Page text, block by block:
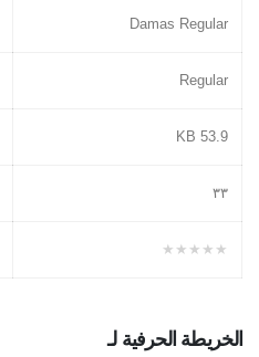
Damas Regular
Regular
53.9 KB
۳۳
★★★★★
الخريطة الحرفية لـ